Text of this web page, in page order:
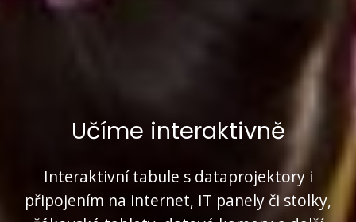
Učíme interaktivně
Interaktivní tabule s dataprojektory i
připojením na internet, IT panely či stolky,